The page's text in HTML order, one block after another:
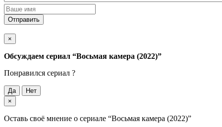
Отправить
×
Обсуждаем cериал “Восьмая камера (2022)”
Понравился cериал ?
Да
Нет
×
Оставь своё мнение о cериале “Восьмая камера (2022)”